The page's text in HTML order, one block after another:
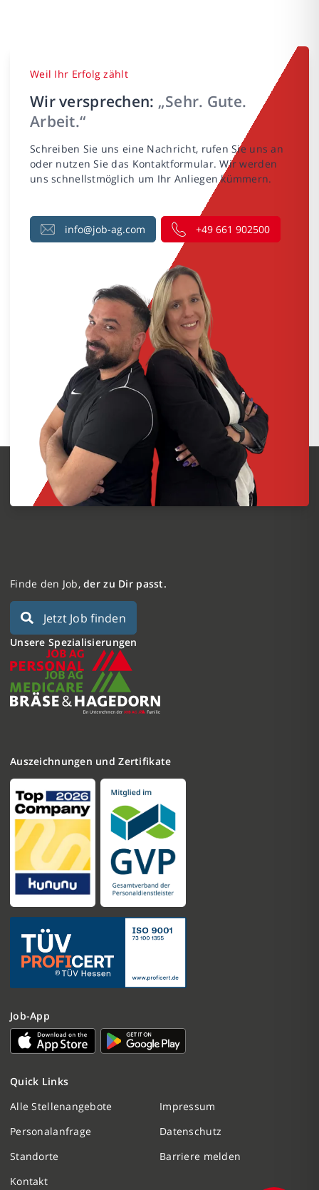
Nachricht schreiben
Initiativbewerbung
Personalanfrage
Weil Ihr Erfolg zählt
Wir versprechen: „Sehr. Gute.
Arbeit.“
Schreiben Sie uns eine Nachricht, rufen Sie uns an
oder nutzen Sie das Kontaktformular. Wir werden
uns schnellstmöglich um Ihr Anliegen kümmern.
info@job-ag.com +49 661 902500
Finde den Job,der zu Dir passt.
Jetzt Job finden
Unsere Spezialisierungen
Auszeichnungen und Zertifikate
Job-App
Quick Links
Alle Stellenangebote
Personalanfrage
Standorte
Kontakt
Impressum
Datenschutz
Barriere melden